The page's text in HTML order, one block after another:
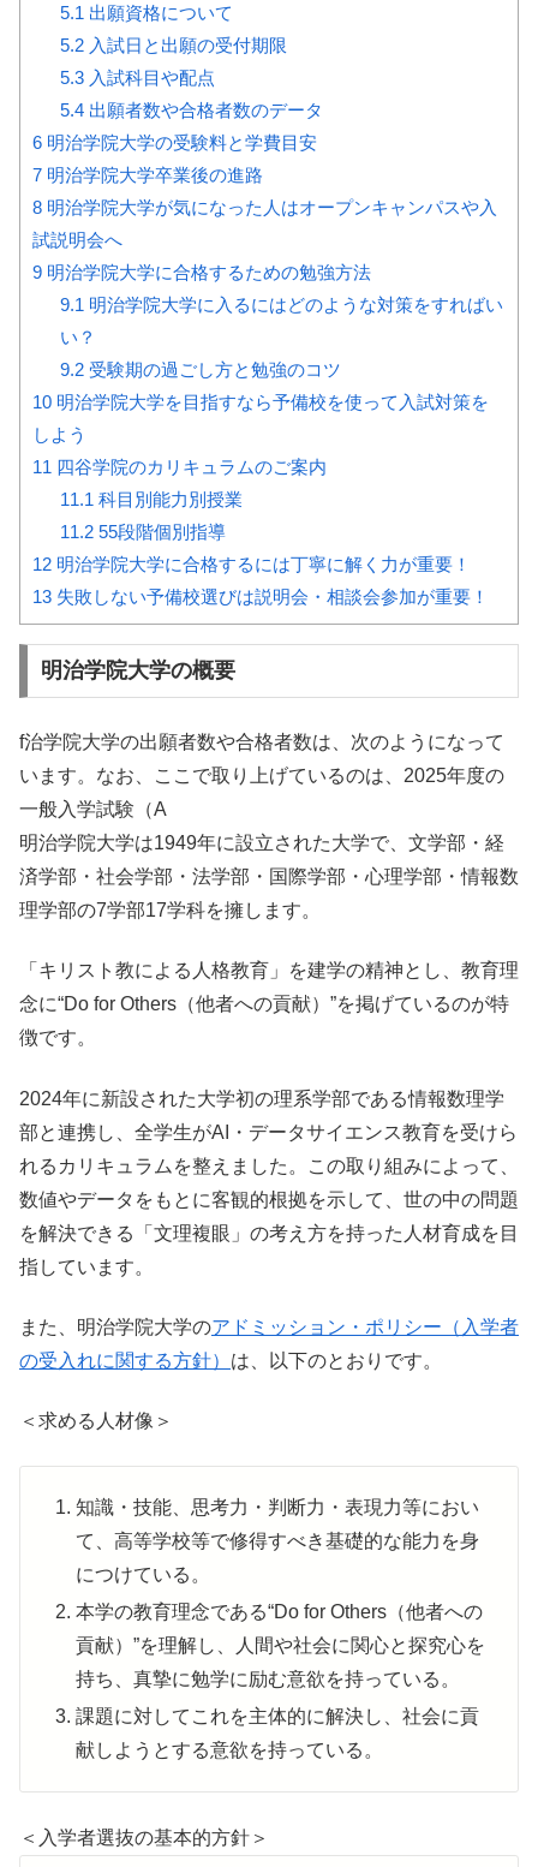
5.1 出願資格について
5.2入試日と出願の受付期限
5.3入試科目や配点
5.4出願者数や合格者数のデータ
6 明治学院大学の受験料と学費目安
7 明治学院大学卒業後の進路
8 明治学院大学が気になった人はオープンキャンパスや入
試説明会へ
9 明治学院大学に合格するための勉強方法
9.1 明治学院大学に入るにはどのような対策をすればい
い？
9.2受験期の過ごし方と勉強のコツ
10 明治学院大学を目指すなら予備校を使って入試対策を
しよう
11 四谷学院のカリキュラムのご案内
11.1 科目別能力別授業
11.255段階個別指導
12 明治学院大学に合格するには丁寧に解く力が重要！
13 失敗しない予備校選びは説明会・相談会参加が重要！
明治学院大学の概要
f治学院大学の出願者数や合格者数は、次のようになって
います。なお、ここで取り上げているのは、2025年度の
一般入学試験（A
明治学院大学は1949年に設立された大学で、文学部・経
済学部・社会学部・法学部・国際学部・心理学部・情報数
理学部の7学部17学科を擁します。
「キリスト教による人格教育」を建学の精神とし、教育理
念に“Do for Others（他者への貢献）”を掲げているのが特
徴です。
2024年に新設された大学初の理系学部である情報数理学
部と連携し、全学生がAI・データサイエンス教育を受けら
れるカリキュラムを整えました。この取り組みによって、
数値やデータをもとに客観的根拠を示して、世の中の問題
を解決できる「文理複眼」の考え方を持った人材育成を目
指しています。
また、明治学院大学のアドミッション・ポリシー（入学者
の受入れに関する方針） は、以下のとおりです。
＜求める人材像＞
知識・技能、思考力・判断力・表現力等におい
て、高等学校等で修得すべき基礎的な能力を身
につけている。
本学の教育理念である“Do for Others（他者への
貢献）”を理解し、人間や社会に関心と探究心を
持ち、真摯に勉学に励む意欲を持っている。
課題に対してこれを主体的に解決し、社会に貢
献しようとする意欲を持っている。
＜入学者選抜の基本的方針＞